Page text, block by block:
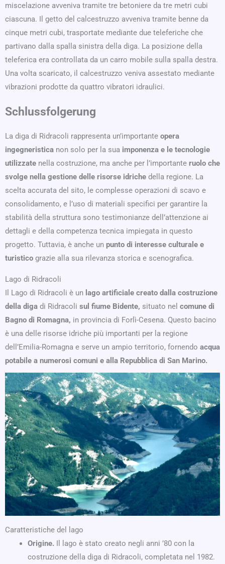
miscelazione avveniva tramite tre betoniere da tre metri cubi
ciascuna. Il getto del calcestruzzo avveniva tramite benne da
cinque metri cubi, trasportate mediante due teleferiche che
partivano dalla spalla sinistra della diga. La posizione della
teleferica era controllata da un carro mobile sulla spalla destra.
Una volta scaricato, il calcestruzzo veniva assestato mediante
vibrazioni prodotte da quattro vibratori idraulici.
Schlussfolgerung
La diga di Ridracoli rappresenta un’importante opera
ingegneristica non solo per la sua imponenza e le tecnologie
utilizzate nella costruzione, ma anche per l’importante ruolo che
svolge nella gestione delle risorse idriche della regione. La
scelta accurata del sito, le complesse operazioni di scavo e
consolidamento, e l’uso di materiali specifici per garantire la
stabilità della struttura sono testimonianze dell’attenzione ai
dettagli e della competenza tecnica impiegata in questo
progetto. Tuttavia, è anche un punto di interesse culturale e
turistico grazie alla sua rilevanza storica e scenografica.
Lago di Ridracoli
Il Lago di Ridracoli è un lago artificiale creato dalla costruzione
della diga di Ridracoli sul fiume Bidente, situato nel comune di
Bagno di Romagna, in provincia di Forlì-Cesena. Questo bacino
è una delle risorse idriche più importanti per la regione
dell’Emilia-Romagna e serve un ampio territorio, fornendo acqua
potabile a numerosi comuni e alla Repubblica di San Marino.
Caratteristiche del lago
Origine. Il lago è stato creato negli anni ’80 con la
costruzione della diga di Ridracoli, completata nel 1982.